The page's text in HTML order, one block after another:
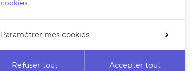
cookies
Paramétrer mes cookies
Refuser tout Accepter tout